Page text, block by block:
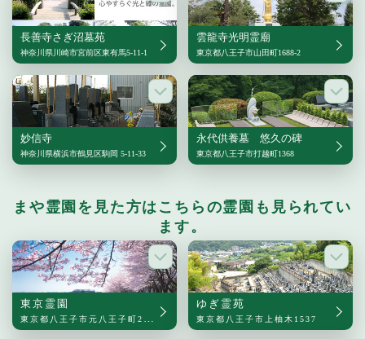
長善寺さぎ沼墓苑
神奈川県川崎市宮前区東有馬5-11-1
雲龍寺光明霊廟
東京都八王子市山田町1688-2
妙信寺
神奈川県横浜市鶴見区駒岡 5-11-33
永代供養墓 悠久の碑
東京都八王子市打越町1368
まや霊園を見た方はこちらの霊園も見られてい
ます。
東京霊園
東京都八王子市元八王子町2-1623-1
ゆぎ霊苑
東京都八王子市上柚木1537